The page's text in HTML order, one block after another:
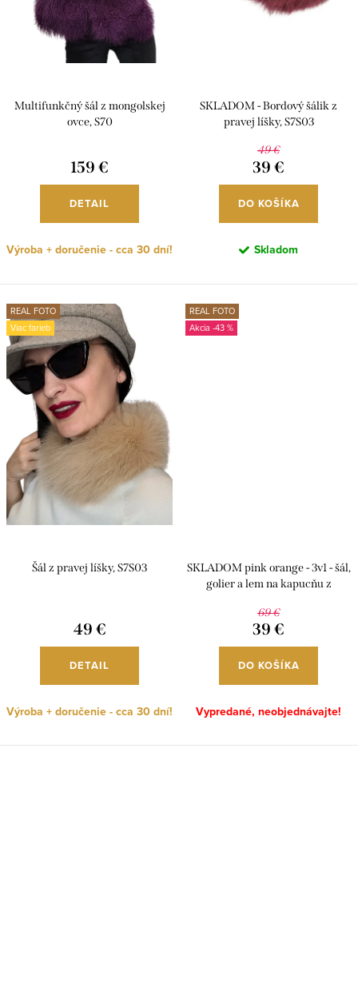
o
Multifunkčný šál z mongolskej
ovce, S70
159 €
DETAIL
Výroba + doručenie - cca 30 dní!
SKLADOM - Bordový šálik z
pravej líšky, S7S03
49 €
39 €
DO KOŠÍKA
Skladom
REAL FOTO
Viac farieb
Šál z pravej líšky, S7S03
49 €
DETAIL
Výroba + doručenie - cca 30 dní!
REAL FOTO
-43 %
SKLADOM pink orange - 3v1 - šál,
golier a lem na kapucňu z
69 €
39 €
DO KOŠÍKA
Vypredané, neobjednávajte!